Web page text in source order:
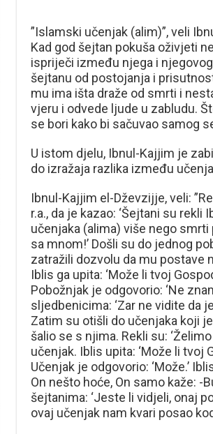
”Islamski učenjak (alim)”, veli
Kad god šejtan pokuša oživjeti
ispriječi između njega i
šejtanu od postojanja i
mu ima išta draže od smrti i
vjeru i odvede ljude u zabludu.
se bori kako bi sačuvao samog
U istom djelu, Ibnul-Kajjim je
do izražaja razlika između
Ibnul-Kajjim el-Dževzijje, veli:
r.a., da je kazao: ‘Šejtani su
učenjaka (alima) više nego smrti
sa mnom!’ Došli su do jednog
zatražili dozvolu da mu postave
Iblis ga upita: ‘Može li tvoj
Pobožnjak je odgovorio: ‘Ne
sljedbenicima: ‘Zar ne vidite da
Zatim su otišli do učenjaka koji
šalio se s njima. Rekli su:
učenjak. Iblis upita: ‘Može li tvoj
Učenjak je odgovorio: ‘Može.’
On nešto hoće, On samo kaže: -
šejtanima: ‘Jeste li vidjeli, onaj
ovaj učenjak nam kvari posao